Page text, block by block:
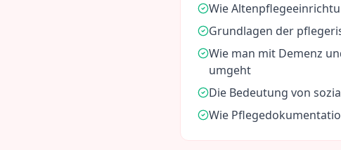
Wie
Grundlagen der
Wie man mit Demenz
umgeht
Die Bedeutung von
Wie